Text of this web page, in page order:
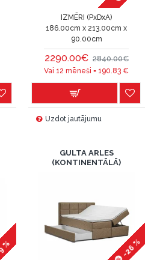
IZMĒRI (PxDxA)
186.00cm x 213.00cm x
90.00cm
2290.00€ 2840.00€
Vai 12 mēneši =190.83 €
Uzdot jautājumu
%
GULTA ARLES
(KONTINENTĀLĀ)
-26 %